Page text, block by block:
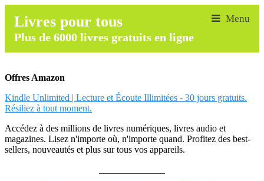
Livres pour tous
Plus de 6000 livres gratuits en ligne
Offres Amazon
Kindle Unlimited | Lecture et Écoute Illimitées - 30 jours gratuits.
Résiliez à tout moment.
Accédez à des millions de livres numériques, livres audio et
magazines. Lisez n'importe où, n'importe quand. Profitez des best-
sellers, nouveautés et plus sur tous vos appareils.